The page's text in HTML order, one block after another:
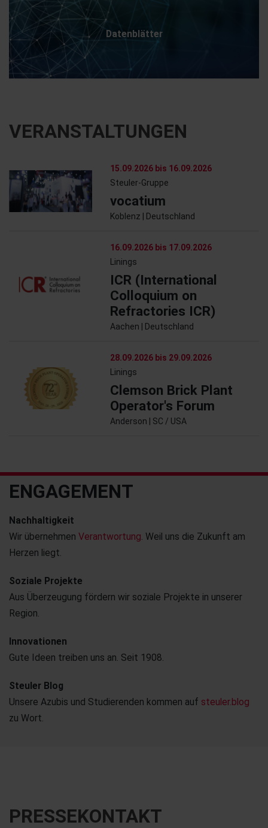
Datenblätter
VERANSTALTUNGEN
15.09.2026 bis 16.09.2026
Steuler-Gruppe
vocatium
Koblenz | Deutschland
16.09.2026 bis 17.09.2026
Linings
ICR (International
Colloquium on
Refractories ICR)
Aachen | Deutschland
28.09.2026 bis 29.09.2026
Linings
Clemson Brick Plant
Operator's Forum
Anderson | SC / USA
ENGAGEMENT
Nachhaltigkeit
Wir übernehmen Verantwortung . Weil uns die Zukunft am
Herzen liegt.
Soziale Projekte
Aus Überzeugung fördern wir soziale Projekte in unserer
Region.
Innovationen
Gute Ideen treiben uns an. Seit 1908.
Steuler Blog
Unsere Azubis und Studierenden kommen auf steuler.blog
zu Wort.
PRESSEKONTAKT